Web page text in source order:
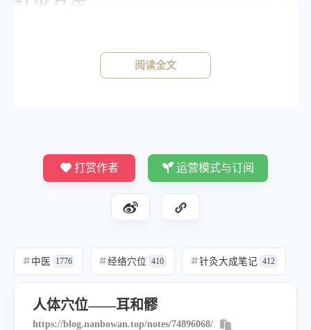
《铜人》针七分，灸三壮。
阅读全文
打赏作者 运营模式与订阅
#中医 1776 #经络穴位 410 #针灸大成笔记 412
人体穴位——耳和髎
https://blog.nanbowan.top/notes/74896068/